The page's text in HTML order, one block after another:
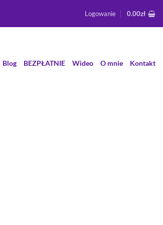
Logowanie 0.00zł
Blog BEZPŁATNIE Wideo O mnie Kontakt